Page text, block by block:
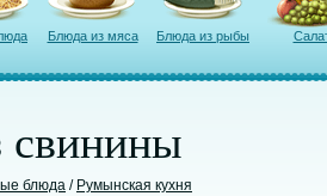
Блюда из мяса Блюда из рыбы
свинины
блюда / Румынская кухня